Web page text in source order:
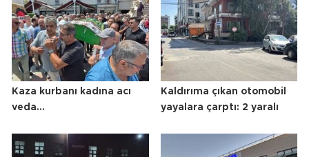
Kaza kurbanı kadına acı
veda...
Kaldırıma çıkan otomobil
yayalara çarptı: 2 yaralı